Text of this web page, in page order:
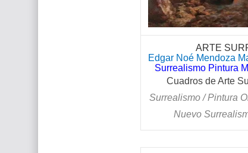
ARTE
Edgar Noé Mendoza
Surrealismo Pintura
Cuadros de Arte
Surrealismo / Pintura
Nuevo